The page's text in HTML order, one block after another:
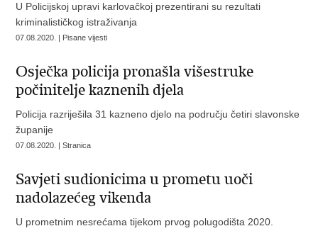
U Policijskoj upravi karlovačkoj prezentirani su rezultati
kriminalističkog istraživanja
07.08.2020. | Pisane vijesti
Osječka policija pronašla višestruke
počinitelje kaznenih djela
Policija razriješila 31 kazneno djelo na području četiri slavonske
županije
07.08.2020. | Stranica
Savjeti sudionicima u prometu uoči
nadolazećeg vikenda
U prometnim nesrećama tijekom prvog polugodišta 2020.